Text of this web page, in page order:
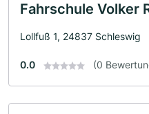
Fahrschule Volker
Lollfuß 1, 24837 Schleswig
0.0 (0